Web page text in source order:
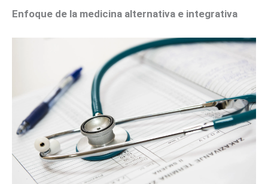
Enfoque de la medicina alternativa e integrativa